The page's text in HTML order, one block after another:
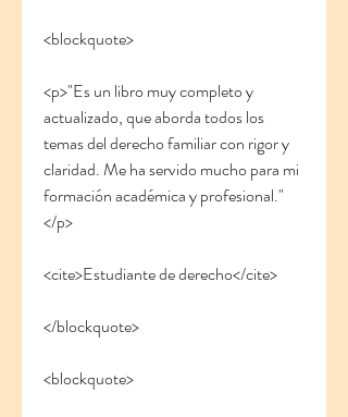
<blockquote>
<p>"Es un libro muy completo y
actualizado, que aborda todos los
temas del derecho familiar con rigor y
claridad. Me ha servido mucho para mi
formación académica y profesional."
</p>
<cite>Estudiante de derecho</cite>
</blockquote>
<blockquote>